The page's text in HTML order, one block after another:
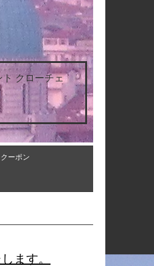
ト クローチェ
クーポン
ます。